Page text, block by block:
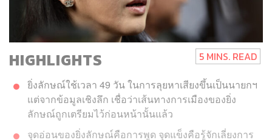
HIGHLIGHTS 5 MINS. READ
ยิ่งลักษณ์ใช้เวลา 49 วัน ในการลุยหาเสียงขึ้นเป็นนายกฯ
แต่จากข้อมูลเชิงลึก เชื่อว่าเส้นทางการเมืองของยิ่ง
ลักษณ์ถูกเตรียมไว้ก่อนหน้านั้นแล้ว
จุดอ่อนของยิ่งลักษณ์คือการพูด จุดแข็งคือรู้จักเลี่ยงการ